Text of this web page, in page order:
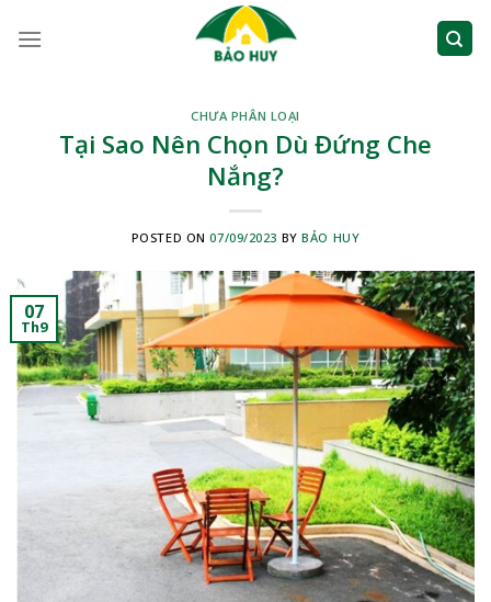
CHƯA PHÂN LOẠI
Tại Sao Nên Chọn Dù Đứng Che
Nắng?
POSTED ON07/09/2023 BYBẢO HUY
07
Th9